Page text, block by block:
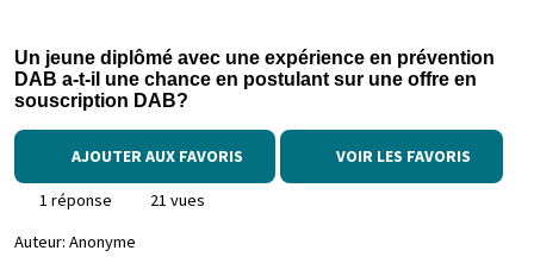
Un jeune diplômé avec une expérience en prévention
DAB a-t-il une chance en postulant sur une offre en
souscription DAB?
AJOUTER AUX FAVORIS VOIR LES FAVORIS
1 réponse
21 vues
Auteur: Anonyme